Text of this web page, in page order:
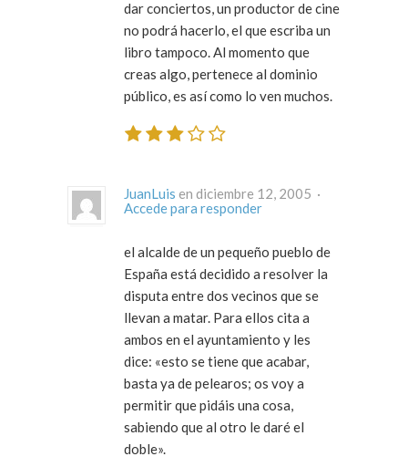
dar conciertos, un productor de cine
no podrá hacerlo, el que escriba un
libro tampoco. Al momento que
creas algo, pertenece al dominio
público, es así como lo ven muchos.
JuanLuis
en diciembre 12, 2005 ·
Accede para responder
el alcalde de un pequeño pueblo de
España está decidido a resolver la
disputa entre dos vecinos que se
llevan a matar. Para ellos cita a
ambos en el ayuntamiento y les
dice: «esto se tiene que acabar,
basta ya de pelearos; os voy a
permitir que pidáis una cosa,
sabiendo que al otro le daré el
doble».